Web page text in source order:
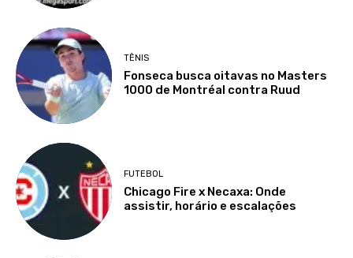
TÊNIS
Fonseca busca oitavas no Masters
1000 de Montréal contra Ruud
FUTEBOL
Chicago Fire x Necaxa: Onde
assistir, horário e escalações